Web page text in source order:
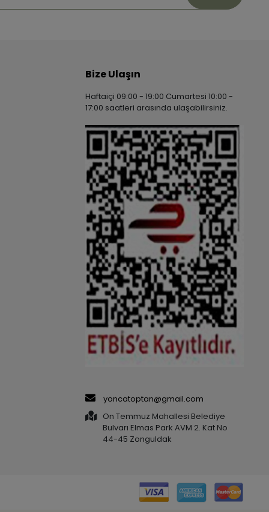
Bize Ulaşın
Haftaiçi 09:00 - 19:00 Cumartesi 10:00 -
17:00 saatleri arasında ulaşabilirsiniz.
yoncatoptan@gmail.com
On Temmuz Mahallesi Belediye
Bulvarı Elmas Park AVM 2. Kat No
44-45 Zonguldak